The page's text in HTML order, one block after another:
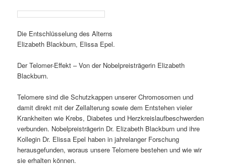
Die Entschlüsselung des Alterns
Elizabeth Blackburn, Elissa Epel.
Der Telomer-Effekt – Von der Nobelpreisträgerin Elizabeth
Blackburn.
Telomere sind die Schutzkappen unserer Chromosomen und
damit direkt mit der Zellalterung sowie dem Entstehen vieler
Krankheiten wie Krebs, Diabetes und Herzkreislaufbeschwerden
verbunden. Nobelpreisträgerin Dr. Elizabeth Blackburn und ihre
Kollegin Dr. Elissa Epel haben in jahrelanger Forschung
herausgefunden, woraus unsere Telomere bestehen und wie wir
sie erhalten können.